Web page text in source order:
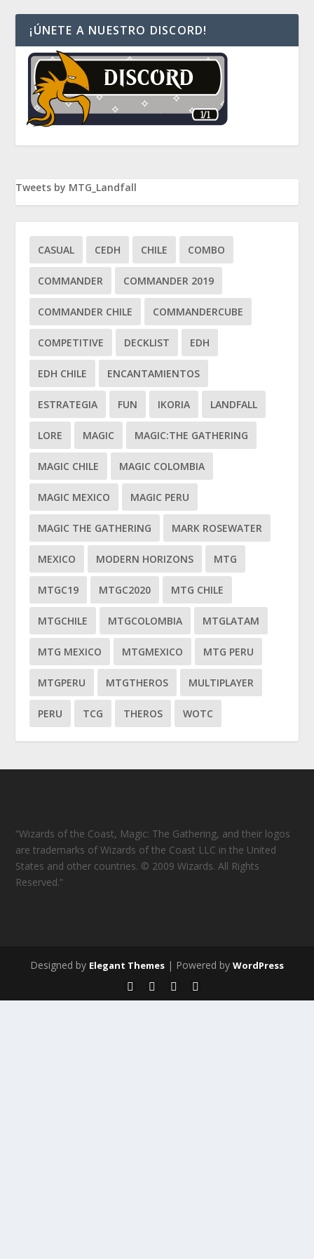
¡ÚNETE A NUESTRO DISCORD!
Tweets by MTG_Landfall
CASUAL CEDH CHILE COMBO
COMMANDER COMMANDER 2019
COMMANDER CHILE COMMANDERCUBE
COMPETITIVE DECKLIST EDH
EDH CHILE ENCANTAMIENTOS
ESTRATEGIA FUN IKORIA LANDFALL
LORE MAGIC MAGIC:THE GATHERING
MAGIC CHILE MAGIC COLOMBIA
MAGIC MEXICO MAGIC PERU
MAGIC THE GATHERING MARK ROSEWATER
MEXICO MODERN HORIZONS MTG
MTGC19 MTGC2020 MTG CHILE
MTGCHILE MTGCOLOMBIA MTGLATAM
MTG MEXICO MTGMEXICO MTG PERU
MTGPERU MTGTHEROS MULTIPLAYER
PERU TCG THEROS WOTC
“Wizards of the Coast, Magic: The Gathering, and their logos
are trademarks of Wizards of the Coast LLC in the United
States and other countries. © 2009 Wizards. All Rights
Reserved.”
Designed by Elegant Themes | Powered by WordPress